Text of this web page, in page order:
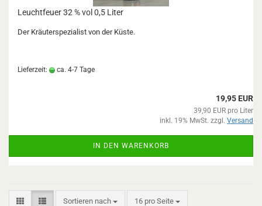
Leuchtfeuer 32 % vol 0,5 Liter
Der Kräuterspezialist von der Küste.
Lieferzeit: ca. 4-7 Tage
19,95 EUR
39,90 EUR pro Liter
inkl. 19% MwSt. zzgl. Versand
IN DEN WARENKORB
Sortieren nach
Sortieren nach 16 pro Seite
pro Seite